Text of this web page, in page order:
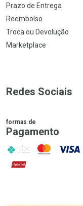
Prazo de Entrega
Reembolso
Troca ou Devolução
Marketplace
Redes Sociais
formas de
Pagamento
PIX MasterCard
VISA
Hipercard
Promoção